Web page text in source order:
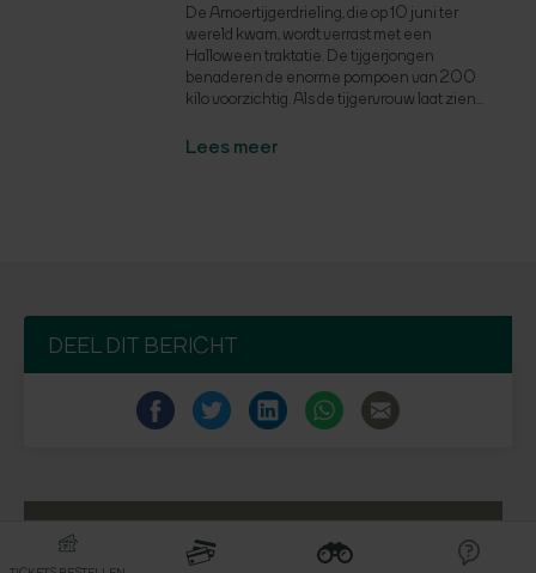
De Amoertijgerdrieling, die op 10 juni ter
wereld kwam, wordt verrast met een
Halloween traktatie. De tijgerjongen
benaderen de enorme pompoen van 200
kilo voorzichtig. Als de tijgervrouw laat zien...
Lees meer
DEEL DIT BERICHT
INSCHRIJVEN NIEUWSBRIEF